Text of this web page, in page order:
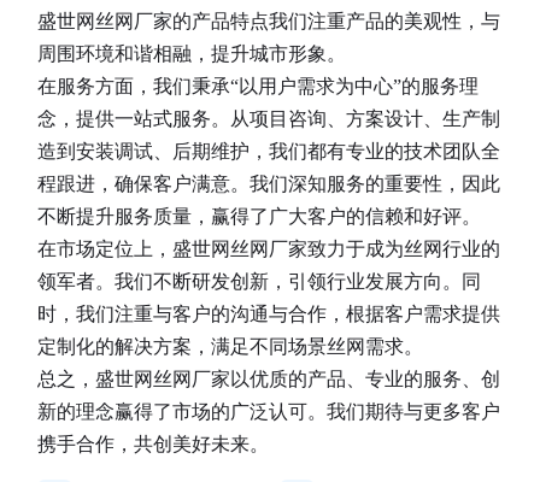
盛世网丝网厂家的产品特点我们注重产品的美观性，与
周围环境和谐相融，提升城市形象。
在服务方面，我们秉承“以用户需求为中心”的服务理
念，提供一站式服务。从项目咨询、方案设计、生产制
造到安装调试、后期维护，我们都有专业的技术团队全
程跟进，确保客户满意。我们深知服务的重要性，因此
不断提升服务质量，赢得了广大客户的信赖和好评。
在市场定位上， 盛世网丝网厂家致力于成为丝网行业的
领军者。我们不断研发创新，引领行业发展方向。同
时，我们注重与客户的沟通与合作，根据客户需求提供
定制化的解决方案，满足不同场景丝网需求。
总之， 盛世网丝网厂家以优质的产品、专业的服务、创
新的理念赢得了市场的广泛认可。我们期待与更多客户
携手合作，共创美好未来。